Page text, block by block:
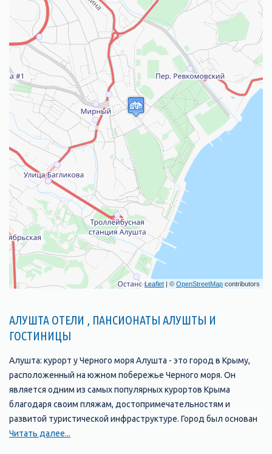
Leaflet | © OpenStreetMap contributors
АЛУШТА ОТЕЛИ , ПАНСИОНАТЫ АЛУШТЫ И
ГОСТИНИЦЫ
Алушта: курорт у Черного моря Алушта - это город в Крыму,
расположенный на южном побережье Черного моря. Он
является одним из самых популярных курортов Крыма
благодаря своим пляжам, достопримечательностям и
развитой туристической инфраструктуре. Город был основан
в 1837 году и с тех пор стал одним из главных туристических
Читать далее...